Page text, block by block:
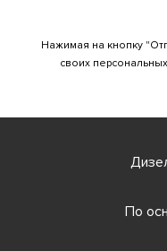
Нажимая на кнопку
своих
По